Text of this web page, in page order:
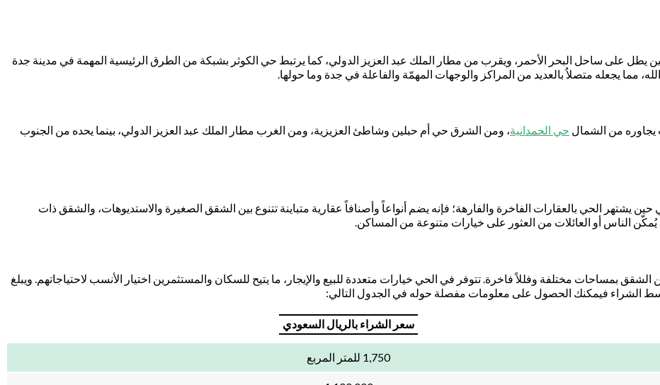
على ساحل البحر الأحمر، ويقرب من مطار الملك عبد العزيز الدولي، كما يرتبط حي الكوثر بشبكة من الطرق الرئيسية المهمة في مدينة جدة
مما يجعله متصلاُ بالعديد من المراكز والوجهات المهمّة والفاعلة في جدة وما حولها.
يجاوره من الشمال حي الحمدانية، ومن الشرق حي أم حبلين وشاطئ العزيزية، ومن الغرب مطار الملك عبد العزيز الدولي، بينما يحده من الجنوب
حين يشتهر الحي بالعقارات الفاخرة والفارهة؛ فإنه يضم أنواعاً وأصنافاً عقارية متباينة تتنوع بين الشقق الصغيرة والاستديوهات، والشقق ذات
الناس أو العائلات من العثور على خيارات متنوعة من المساكن.
بمساحات مختلفة وفللاً فاخرة. تتوفر في الحي خيارات متعددة للبيع والإيجار، ما يتيح للسكان والمستثمرين اختيار الأنسب لاحتياجاتهم. ويبلغ
سعر الشراء بالريال السعودي
1,750 للمتر المربع